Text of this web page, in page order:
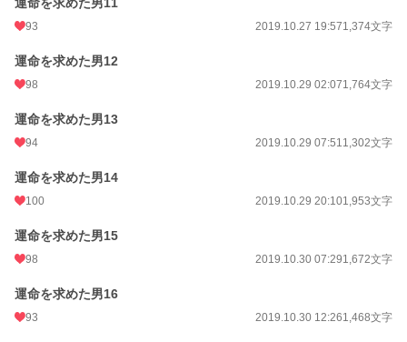
93 2019.10.27 19:571,374文字
運命を求めた男12
98 2019.10.29 02:071,764文字
運命を求めた男13
94 2019.10.29 07:51 1,302文字
運命を求めた男14
100 2019.10.29 20:101,953文字
運命を求めた男15
98 2019.10.30 07:291,672文字
運命を求めた男16
93 2019.10.30 12:261,468文字